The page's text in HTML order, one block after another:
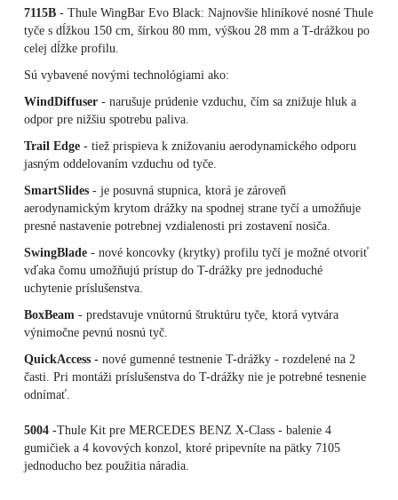
7115B - Thule WingBar Evo Black: Najnovšie hliníkové nosné Thule
tyče s dĺžkou 150 cm, šírkou 80 mm, výškou 28 mm a T-drážkou po
celej dĺžke profilu.
Sú vybavené novými technológiami ako:
WindDiffuser- narušuje prúdenie vzduchu, čím sa znižuje hluk a
odpor pre nižšiu spotrebu paliva.
Trail Edge - tiež prispieva k znižovaniu aerodynamického odporu
jasným oddelovaním vzduchu od tyče.
SmartSlides - je posuvná stupnica, ktorá je zároveň
aerodynamickým krytom drážky na spodnej strane tyčí a umožňuje
presné nastavenie potrebnej vzdialenosti pri zostavení nosiča.
SwingBlade - nové koncovky (krytky) profilu tyčí je možné otvoriť
vďaka čomu umožňujú prístup do T-drážky pre jednoduché
uchytenie príslušenstva.
BoxBeam - predstavuje vnútornú štruktúru tyče, ktorá vytvára
výnimočne pevnú nosnú tyč.
QuickAccess -nové gumenné testnenie T-drážky - rozdelené na 2
časti. Pri montáži príslušenstva do T-drážky nie je potrebné tesnenie
odnímať.
5004 -Thule Kit pre MERCEDES BENZ X-Class - balenie 4
gumičiek a 4 kovových konzol, ktoré pripevníte na pätky 7105
jednoducho bez použitia náradia.